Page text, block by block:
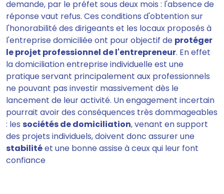
demande, par le préfet sous deux mois : l'absence de
réponse vaut refus. Ces conditions d'obtention sur
l'honorabilité des dirigeants et les locaux proposés à
l'entreprise domiciliée ont pour objectif de protéger
le projet professionnel de l'entrepreneur. En effet
la domiciliation entreprise individuelle est une
pratique servant principalement aux professionnels
ne pouvant pas investir massivement dès le
lancement de leur activité. Un engagement incertain
pourrait avoir des conséquences très dommageables
: les sociétés de domiciliation, venant en support
des projets individuels, doivent donc assurer une
stabilitéet une bonne assise à ceux qui leur font
confiance